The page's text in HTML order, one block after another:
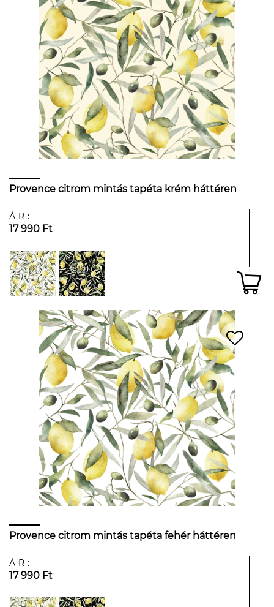
Provence citrom mintás tapéta krém háttéren
ÁR:
17 990 Ft
Provence citrom mintás tapéta fehér háttéren
ÁR:
17 990 Ft